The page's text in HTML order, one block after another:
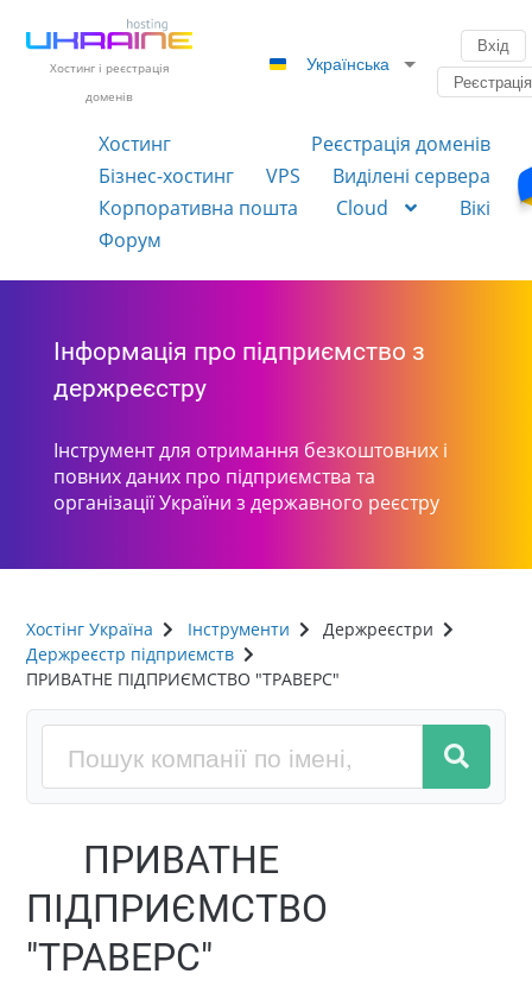
Хостинг і реєстрація
доменів
Українська
Вхід
Реєстрація
Хостинг
Реєстрація доменів
Бізнес-хостинг
VPS
Виділені сервера
Корпоративна пошта
Cloud
Вікі
Форум
Інформація про підприємство з
держреєстру
Інструмент для отримання безкоштовних і
повних даних про підприємства та
організації України з державного реєстру
Хостінг Україна Інструменти
Держреєстри
Держреєстр підприємств
ПРИВАТНЕ ПІДПРИЄМСТВО "ТРАВЕРС"
ПРИВАТНЕ
ПІДПРИЄМСТВО
"ТРАВЕРС"